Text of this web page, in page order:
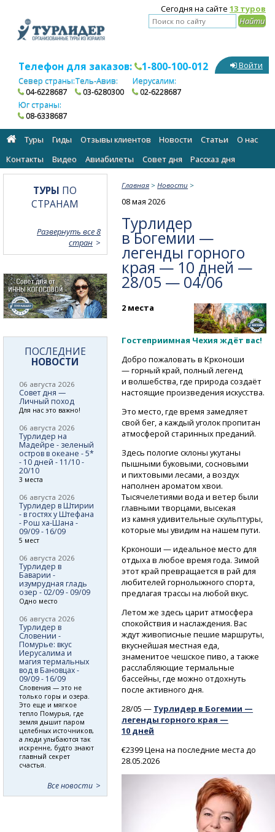
Сегодня на сайте 13 туров
Телефон для заказов: 1-800-100-012
Север страны:
04-6228687
Тель-Авив:
03-6280300
Иерусалим:
02-6228687
Юг страны:
08-6338687
Войти
Туры Гиды Отзывы клиентов Новости Статьи
О нас
Контакты
Видео Авиабилеты Cовет дня Рассказ дня
Главная >Новости >
08 мая 2026
Турлидер
в Богемии —
легенды горного
края — 10 дней —
28/05 — 04/06
2 места
Гостеприимная Чехия ждёт вас!
Добро пожаловать в Крконоши
— горный край, полный легенд
и волшебства, где природа создаёт
настоящие произведения искусства.
Это место, где время замедляет
свой бег, а каждый уголок пропитан
атмосферой старинных преданий.
Здесь пологие склоны укутаны
пышными буковыми, сосновыми
и пихтовыми лесами, а воздух
наполнен ароматом хвои.
Тысячелетиями вода и ветер были
главными творцами, высекая
из камня удивительные скульптуры,
которые мы увидим на нашем пути.
Крконоши — идеальное место для
отдыха в любое время года. Зимой
этот край превращается в рай для
любителей горнолыжного спорта,
предлагая трассы на любой вкус.
Летом же здесь царит атмосфера
спокойствия и наслаждения. Вас
ждут живописные пешие маршруты,
вкуснейшая местная еда,
знаменитое чешское пиво, а также
расслабляющие термальные
бассейны, где можно отдохнуть
после активного дня.
28/05 — Турлидер в Богемии —
легенды горного края —
10 дней
€2399 Цена на последние места до
28.05.2026
ТУРЫ ПО
СТРАНАМ
Развернуть все 8
стран
ПОСЛЕДНИЕ
НОВОСТИ
06 августа 2026
Совет дня —
Личный поход
Для нас это важно!
06 августа 2026
Турлидер на
Мадейре - зеленый
остров в океане - 5*
- 10 дней - 11/10 -
20/10
3 места
06 августа 2026
Турлидер в Штирии
- в гостях у Штефана
- Рош ха-Шана -
09/09 - 16/09
5 мест
06 августа 2026
Турлидер в
Баварии -
изумрудная гладь
озер - 02/09 - 09/09
Одно место
06 августа 2026
Турлидер в
Словении -
Помурье: вкус
Иерусалима и
магия термальных
вод в Бановцах -
09/09 - 16/09
Словения — это не
только горы и озера.
Это еще и мягкое
тепло Помурья, где
земля дышит паром
целебных источников,
а люди улыбаются так
искренне, будто знают
главный секрет
счастья.
Все новости